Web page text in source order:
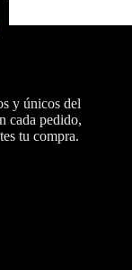
y únicos del
cada pedido,
tu compra.